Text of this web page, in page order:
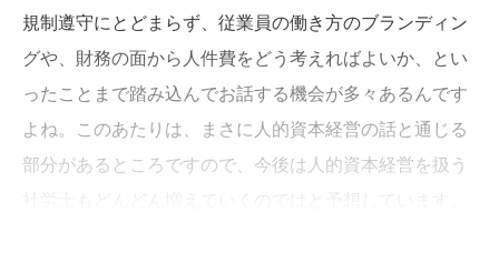
規制遵守にとどまらず、従業員の働き方のブランディン
グや、財務の面から人件費をどう考えればよいか、とい
ったことまで踏み込んでお話する機会が多々あるんです
よね。このあたりは、まさに人的資本経営の話と通じる
部分があるところですので、今後は人的資本経営を扱う